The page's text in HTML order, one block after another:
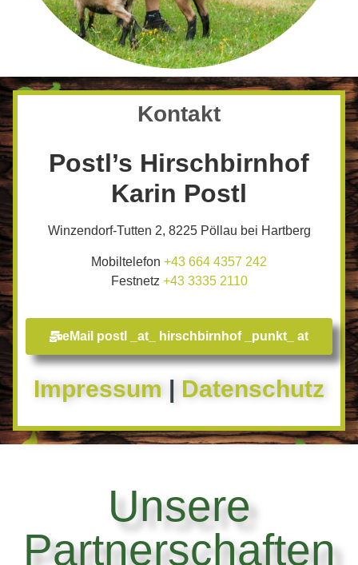
Kontakt
Postl’s Hirschbirnhof
Karin Postl
Winzendorf-Tutten 2, 8225 Pöllau bei Hartberg
Mobiltelefon +43 664 4357 242
Festnetz +43 3335 2110​
eMail postl _at_ hirschbirnhof _punkt_ at
Impressum Datenschutz
Unsere
Partnerschaften